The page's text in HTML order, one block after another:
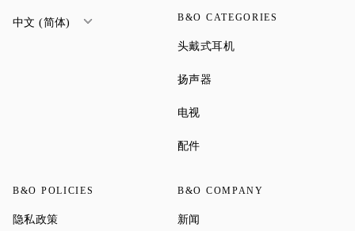
中文 (简体) B&O CATEGORIES
头戴式耳机
扬声器
电视
配件Link Opens in New Tab
B&O POLICIES
隐私政策Link Opens in New Tab
B&O COMPANY
新闻